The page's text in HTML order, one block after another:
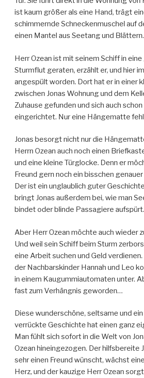
ist kaum größer als eine Hand, trägt
schimmernde Schneckenmuschel auf
einen Mantel aus Seetang und Blättern.
Herr Ozean ist mit seinem Schiff in
Sturmflut geraten, erzählt er, und hier
angespült worden. Dort hat er in einer
zwischen Jonas Wohnung und dem
Zuhause gefunden und sich auch
eingerichtet. Nur eine Hängematte
Jonas besorgt nicht nur die
Herrn Ozean auch noch einen
und eine kleine Türglocke. Denn er
Freund gern noch ein bisschen
Der ist ein unglaublich guter
bringt Jonas außerdem bei, wie man
bindet oder blinde Passagiere aufspürt.
Aber Herr Ozean möchte auch wieder
Und weil sein Schiff beim Sturm
eine Arbeit suchen und Geld
der Nachbarskinder Hannah und Leo
in einem Kaugummiautomaten unter.
fast zum Verhängnis geworden…
Diese wunderschöne, seltsame und
verrückte Geschichte hat einen ganz
Man fühlt sich sofort in die Welt von
Ozean hineingezogen. Der hilfsbereite
sehr einen Freund wünscht, wächst
Herz, und der kauzige Herr Ozean